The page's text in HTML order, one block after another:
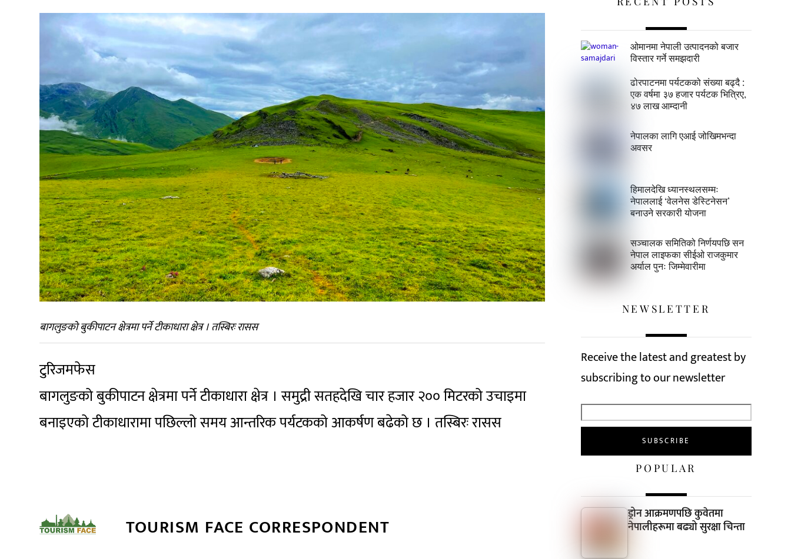
बागलुङको बुकीपाटन क्षेत्रमा पर्ने टीकाधारा क्षेत्र । तस्बिरः रासस
टुरिजमफेस
बागलुङको बुकीपाटन क्षेत्रमा पर्ने टीकाधारा क्षेत्र । समुद्री सतहदेखि चार हजार २०० मिटरको उचाइमा
बनाइएको टीकाधारामा पछिल्लो समय आन्तरिक पर्यटकको आकर्षण बढेको छ । तस्बिरः रासस
TOURISM FACE CORRESPONDENT
ओमानमा नेपाली उत्पादनको बजार
विस्तार गर्ने समझदारी
ढोरपाटनमा पर्यटकको संख्या बढ्दै :
एक वर्षमा ३७ हजार पर्यटक भित्रिए,
४७ लाख आम्दानी
नेपालका लागि एआई जोखिमभन्दा
अवसर
हिमालदेखि ध्यानस्थलसम्मः
नेपाललाई ‘वेलनेस डेस्टिनेसन’
बनाउने सरकारी योजना
सञ्चालक समितिको निर्णयपछि सन
नेपाल लाइफका सीईओ राजकुमार
अर्याल पुनः जिम्मेवारीमा
NEWSLETTER
Receive the latest and greatest by
subscribing to our newsletter
POPULAR
ड्रोन आक्रमणपछि कुवेतमा
नेपालीहरूमा बढ्यो सुरक्षा चिन्ता